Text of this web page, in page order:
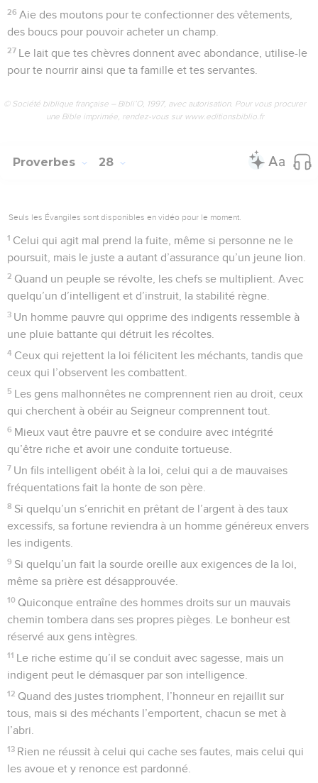
26 Aie des moutons pour te confectionner des vêtements,
des boucs pour pouvoir acheter un champ.
27 Le lait que tes chèvres donnent avec abondance, utilise-le
pour te nourrir ainsi que ta famille et tes servantes.
© Société biblique française – Bibli’O, 1997, avec autorisation. Pour vous procurer
une Bible imprimée, rendez-vous sur www.editionsbiblio.fr
Proverbes 28
Seuls les Évangiles sont disponibles en vidéo pour le moment.
1 Celui qui agit mal prend la fuite, même si personne ne le
poursuit, mais le juste a autant d’assurance qu’un jeune lion.
2 Quand un peuple se révolte, les chefs se multiplient. Avec
quelqu’un d’intelligent et d’instruit, la stabilité règne.
3 Un homme pauvre qui opprime des indigents ressemble à
une pluie battante qui détruit les récoltes.
4 Ceux qui rejettent la loi félicitent les méchants, tandis que
ceux qui l’observent les combattent.
5 Les gens malhonnêtes ne comprennent rien au droit, ceux
qui cherchent à obéir au Seigneur comprennent tout.
6 Mieux vaut être pauvre et se conduire avec intégrité
qu’être riche et avoir une conduite tortueuse.
7 Un fils intelligent obéit à la loi, celui qui a de mauvaises
fréquentations fait la honte de son père.
8 Si quelqu’un s’enrichit en prêtant de l’argent à des taux
excessifs, sa fortune reviendra à un homme généreux envers
les indigents.
9 Si quelqu’un fait la sourde oreille aux exigences de la loi,
même sa prière est désapprouvée.
10 Quiconque entraîne des hommes droits sur un mauvais
chemin tombera dans ses propres pièges. Le bonheur est
réservé aux gens intègres.
11 Le riche estime qu’il se conduit avec sagesse, mais un
indigent peut le démasquer par son intelligence.
12 Quand des justes triomphent, l’honneur en rejaillit sur
tous, mais si des méchants l’emportent, chacun se met à
l’abri.
13 Rien ne réussit à celui qui cache ses fautes, mais celui qui
les avoue et y renonce est pardonné.